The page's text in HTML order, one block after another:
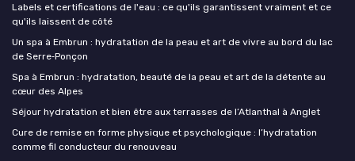
Labels et certifications de l'eau : ce qu'ils garantissent vraiment et ce
qu'ils laissent de côté
Un spa à Embrun : hydratation de la peau et art de vivre au bord du lac
de Serre‑Ponçon
Spa à Embrun : hydratation, beauté de la peau et art de la détente au
cœur des Alpes
Séjour hydratation et bien être aux terrasses de l’Atlanthal à Anglet
Cure de remise en forme physique et psychologique : l’hydratation
comme fil conducteur du renouveau